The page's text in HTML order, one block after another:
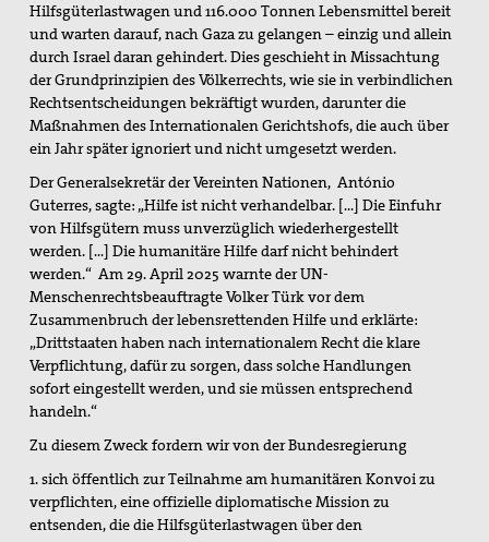
Aktion Aufschrei
Bündnis "Schulfrei für die Bundeswehr"
Freiwilliger Friedensdienst in Bethlehem & Jerusalem
Friedensräume Lindau
Initiative "Farbe bekennen!"
Jugend für Frieden und Gerechtigkeit in Palästina und
Israel
Kampagne "Unter 18 nie!"
Nahost-AG
Ostermarsch
Spiritualität
Spirituelle Orte
Hilfsgüterlastwagen und 116.000 Tonnen Lebensmittel bereit
und warten darauf, nach Gaza zu gelangen – einzig und allein
durch Israel daran gehindert. Dies geschieht in Missachtung
der Grundprinzipien des Völkerrechts, wie sie in verbindlichen
Rechtsentscheidungen bekräftigt wurden, darunter die
Maßnahmen des Internationalen Gerichtshofs, die auch über
ein Jahr später ignoriert und nicht umgesetzt werden.
Der Generalsekretär der Vereinten Nationen, António
Guterres, sagte: „Hilfe ist nicht verhandelbar. […] Die Einfuhr
von Hilfsgütern muss unverzüglich wiederhergestellt
werden. […] Die humanitäre Hilfe darf nicht behindert
werden.“ Am 29. April 2025 warnte der UN-
Menschenrechtsbeauftragte Volker Türk vor dem
Zusammenbruch der lebensrettenden Hilfe und erklärte:
„Drittstaaten haben nach internationalem Recht die klare
Verpflichtung, dafür zu sorgen, dass solche Handlungen
sofort eingestellt werden, und sie müssen entsprechend
handeln.“
Zu diesem Zweck fordern wir von der Bundesregierung
1. sich öffentlich zur Teilnahme am humanitären Konvoi zu
verpflichten, eine offizielle diplomatische Mission zu
entsenden, die die Hilfsgüterlastwagen über den